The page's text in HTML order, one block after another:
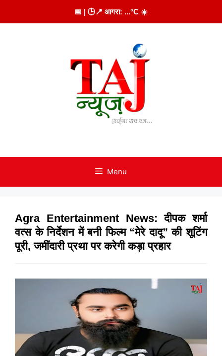
to
📅 | 🕒📍 आगरा: ...°C ☀️
Menu
Agra Entertainment News: दीपक शर्मा
वत्स के निर्देशन में बनी फिल्म “मेरे दादू” की शूटिंग
पूरी, जमींदारी प्रथा पर करेगी कड़ा प्रहार